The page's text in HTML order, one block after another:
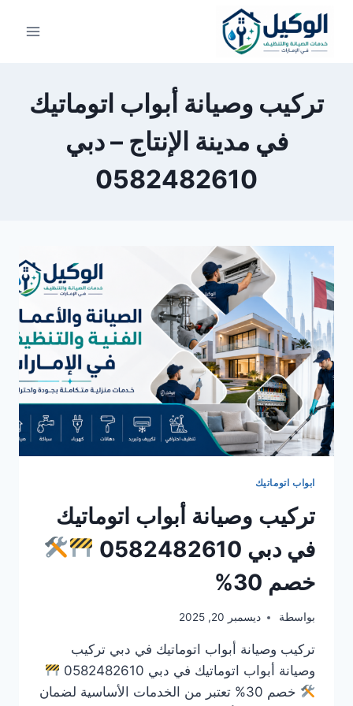
التجاوز
المحتوى
تركيب وصيانة أبواب اتوماتيك
في مدينة الإنتاج – دبي
0582482610
ابواب اتوماتيك
تركيب وصيانة أبواب اتوماتيك
في دبي 0582482610
خصم 30%
بواسطة ديسمبر 20, 2025
تركيب وصيانة أبواب اتوماتيك في دبي تركيب
وصيانة أبواب اتوماتيك في دبي 0582482610
خصم 30% تعتبر من الخدمات الأساسية لضمان